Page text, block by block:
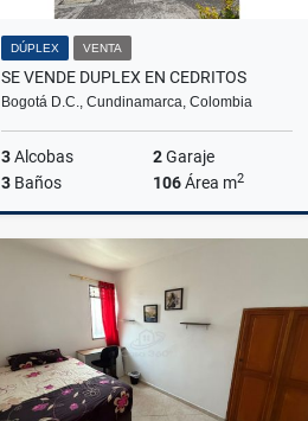
DÚPLEX VENTA
SE VENDE DUPLEX EN CEDRITOS
Bogotá D.C., Cundinamarca, Colombia
3Alcobas 2Garaje
3 Baños 106Área m2
$675.000.000